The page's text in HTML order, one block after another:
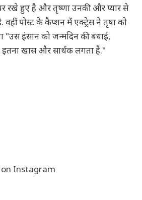
रखे हुए है और तृष्णा उनकी और प्यार से
पोस्ट के कैप्शन में एक्ट्रेस ने तृषा को
"उस इंसान को जन्मदिन की बधाई,
खास और सार्थक लगता है."
Instagram